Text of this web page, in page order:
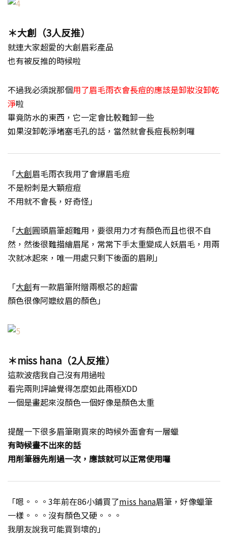
＊大創（3人反推）
就連大家超愛的大創眉彩產品
也有被反推的時候啦
不過我必須說那個用了眉毛雨衣會長痘的應該是卸妝沒卸乾
淨啦
畢竟防水的東西，它一定會比較難卸一些
如果沒卸乾淨堵塞毛孔的話，當然就會長痘長粉刺囉
「大創眉毛雨衣我用了會爆眉毛痘
不是粉刺是大顆痘痘
不用就不會長，好奇怪」
「大創圓頭眉筆超難用，要很用力才有顏色而且也很不自
然，然後很難描繪眉尾，常常下手太重變成人妖眉毛，用兩
次就冰起來，唯一用處只剩下後面的眉刷」
「大創有一款眉筆附贈兩根芯的超雷
顏色很像阿嬤紋眉的顏色」
＊miss hana（2人反推）
這款波痞我自己沒有用過啦
看完兩則評論覺得怎麼如此兩極XDD
一個是畫起來沒顏色一個好像是顏色太重
提醒一下很多眉筆剛買來的時候外面會有一層蠟
有時候畫不出來的話
用削筆器先削過一次，應該就可以正常使用囉
「嗯。。。3年前在86小鋪買了miss hana眉筆，好像蠟筆
一樣。。。沒有顏色又硬。。。
我朋友說我可能買到壞的」